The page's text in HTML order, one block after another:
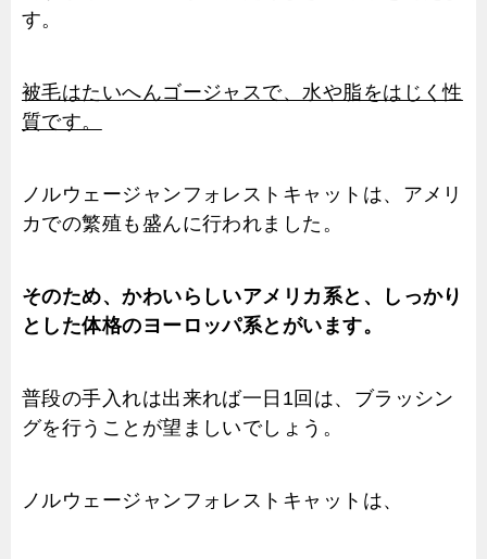
す。
被毛はたいへんゴージャスで、水や脂をはじく性
質です。
ノルウェージャンフォレストキャットは、アメリ
カでの繁殖も盛んに行われました。
そのため、かわいらしいアメリカ系と、しっかり
とした体格のヨーロッパ系とがいます。
普段の手入れは出来れば一日1回は、ブラッシン
グを行うことが望ましいでしょう。
ノルウェージャンフォレストキャットは、